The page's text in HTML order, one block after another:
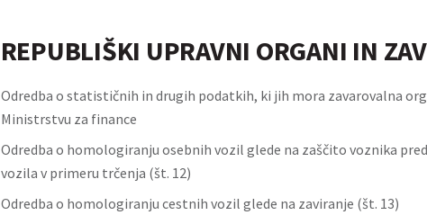
REPUBLIŠKI UPRAVNI ORGANI IN
Odredba o statističnih in drugih podatkih, ki jih mora zavarovalna
Ministrstvu za finance
Odredba o homologiranju osebnih vozil glede na zaščito voznika
vozila v primeru trčenja (št. 12)
Odredba o homologiranju cestnih vozil glede na zaviranje (št. 13)